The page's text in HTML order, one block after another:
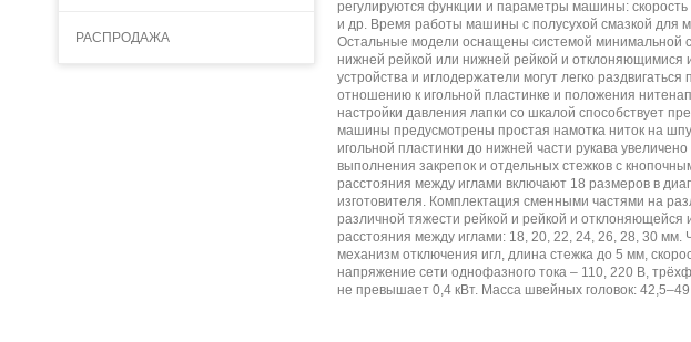
регулируются функции и параметры машины:
и др. Время работы машины с полусухой смазкой для
Остальные модели оснащены системой минимальной
нижней рейкой или нижней рейкой и отклоняющимися
устройства и иглодержатели могут легко
отношению к игольной пластинке и положения
настройки давления лапки со шкалой способствует
машины предусмотрены простая намотка ниток на
игольной пластинки до нижней части рукава
выполнения закрепок и отдельных стежков с
расстояния между иглами включают 18 размеров в
изготовителя. Комплектация сменными частями на
различной тяжести рейкой и рейкой и
расстояния между иглами: 18, 20, 22, 24, 26, 28, 30
механизм отключения игл, длина стежка до 5 мм,
напряжение сети однофазного тока – 110, 220 В,
не превышает 0,4 кВт. Масса швейных головок:
РАСПРОДАЖА